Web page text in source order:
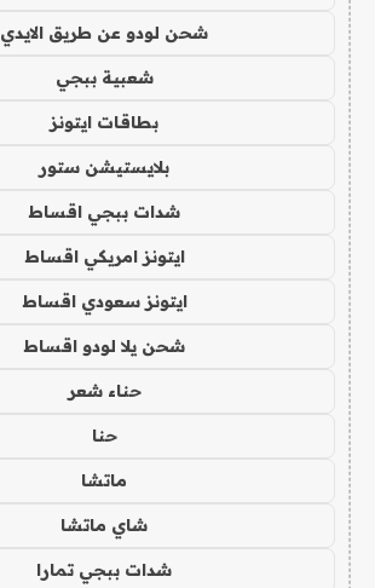
شحن لودو عن طريق الايدي
شعبية ببجي
بطاقات ايتونز
بلايستيشن ستور
شدات ببجي اقساط
ايتونز امريكي اقساط
ايتونز سعودي اقساط
شحن يلا لودو اقساط
حناء شعر
حنا
ماتشا
شاي ماتشا
شدات ببجي تمارا